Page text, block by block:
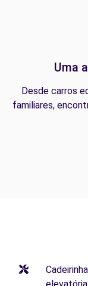
Uma
Desde carros
familiares,